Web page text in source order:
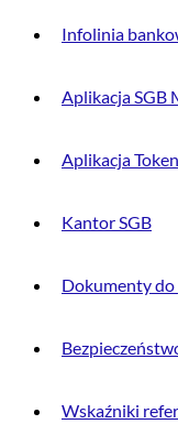
Infolinia
Aplikacja SGB
Aplikacja
Kantor SGB
Dokumenty
Wskaźniki